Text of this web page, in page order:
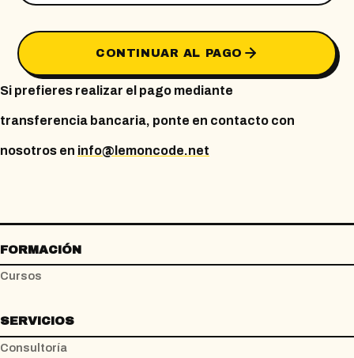
CONTINUAR AL PAGO
Si prefieres realizar el pago mediante
transferencia bancaria, ponte en contacto con
nosotros en info@lemoncode.net
FORMACIÓN
Cursos
SERVICIOS
Consultoría